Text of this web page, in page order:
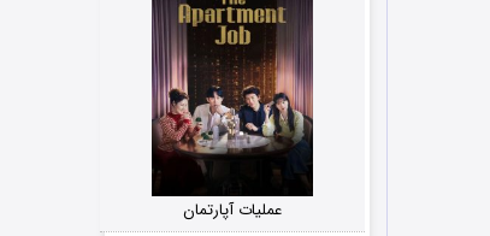
عملیات آپارتمان